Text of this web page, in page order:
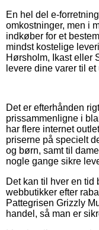
En hel del e-
omkostninger, men i
indkøber for et
mindst kostelige
Hørsholm, Ikast eller
levere dine varer til
Det er efterhånden
prissammenligne i
har flere internet
priserne på specielt
og børn, samt til
nogle gange sikre
Det kan til hver en tid
webbutikker efter
Pattegrisen Grizzly
handel, så man er